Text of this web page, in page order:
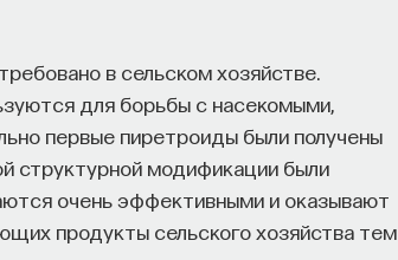
в сельском хозяйстве.
для борьбы с насекомыми,
первые пиретроиды были получены
структурной модификации были
очень эффективными и оказывают
продукты сельского хозяйства тем